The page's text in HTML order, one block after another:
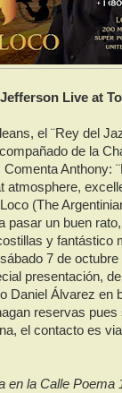
Live at
el ¨Rey del
de la
Anthony:
atmosphere,
(The
pasar un buen
y fantástico
7 de
presentación,
Daniel Álvarez en
reservas
el contacto es
en la Calle Poema